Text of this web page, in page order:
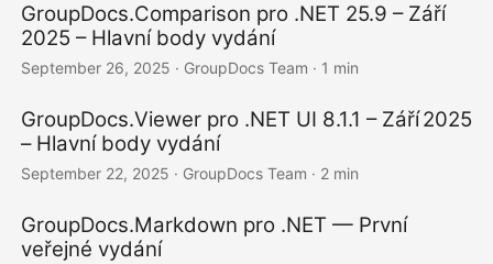
GroupDocs.Comparison pro .NET 25.9 – Září
2025 – Hlavní body vydání
September 26, 2025 · GroupDocs Team · 1 min
GroupDocs.Viewer pro .NET UI 8.1.1 – Září 2025
– Hlavní body vydání
September 22, 2025 · GroupDocs Team · 2 min
GroupDocs.Markdown pro .NET — První
veřejné vydání